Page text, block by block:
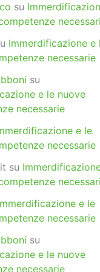
su
Immerdificazione e
necessarie
su
e le nuove
necessarie
e le
necessarie
su
e le
necessarie
su
e le nuove
necessarie